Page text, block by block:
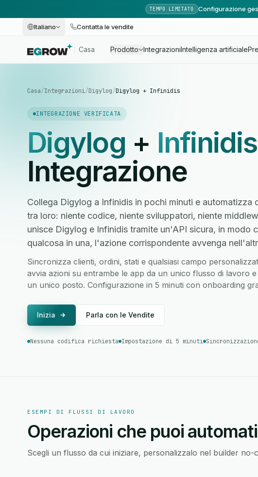
TEMPO LIMITATO Configurazione
Italiano Contatta le vendite
Casa Prodotto IntegrazioniIntelligenza artificiale
Casa/Integrazioni/Digylog/Digylog + Infinidis
INTEGRAZIONE VERIFICATA
Digylog + Infinidis
Integrazione
Collega Digylog a Infinidis in pochi minuti e automatizza
tra loro: niente codice, niente sviluppatori, niente
unisce Digylog e Infinidis tramite un'API sicura, in modo
qualcosa in una, l'azione corrispondente avvenga
Sincronizza clienti, ordini, stati e qualsiasi campo
avvia azioni su entrambe le app da un unico flusso di lavoro
un unico posto. Configurazione in 5 minuti con onboarding
Inizia Parla con le Vendite
Nessuna codifica richiesta Impostazione di 5 minuti
ESEMPI DI FLUSSI DI LAVORO
Operazioni che puoi
Scegli un flusso da cui iniziare, personalizzalo nel builder no-